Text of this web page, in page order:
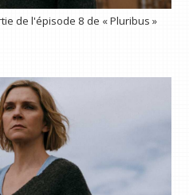
de l'épisode 8 de « Pluribus »